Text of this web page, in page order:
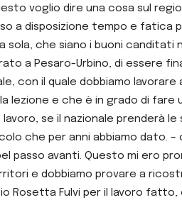
voglio dire una cosa sul
a disposizione tempo e fatica
sola, che siano i buoni canditati
a Pesaro-Urbino, di essere
con il quale dobbiamo
lezione e che è in grado di fare
se il nazionale prenderà
che per anni abbiamo dato.
passo avanti. Questo mi ero
e dobbiamo provare a
Rosetta Fulvi per il lavoro